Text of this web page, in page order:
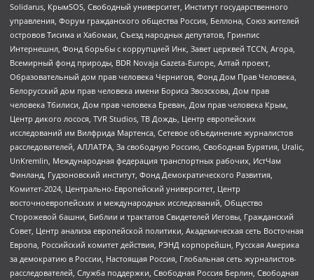
Solidarus, КрымSOS, Свободный университет, Институт государственного
управления, Форум гражданского общества Россия, Беллона, Союз жителей
островов Тисима и Хабомаи, Съезд народных депутатов, Гринпис
Интернешнл, Фонд борьбы с коррупцией Инк, Завет церквей TCCN, Агора,
Всемирный фонд природы, BDR Novaja Gazeta-Europe, Алтай проект,
Образовательный дом прав человека Чернигов, Фонд Дом Прав Человека,
Белорусский дом прав человека имени Бориса Звозскова, Дом прав
человека Тбилиси, Дом прав человека Ереван, Дом прав человека Крым,
Центр дикого лосося, TVR Studios, ТВ Дождь, Центр европейских
исследований им Вилфрида Мартенса, Сетевое объединение журналистов
расследователей, АЛЛАТРА, За свободную Россию, Свободная Бурятия, Uralic,
UnKremlin, Международная федерация транспортных рабочих, ИстЧам
Финланд, Гудзоновский институт, Фонд Демократического Развития,
Комитет-2024, Центрально-Европейский университет, Центр
восточноевропейских и международных исследований, Общество
Сторожевой башни, Библии и трактатов Свидетелей Иеговы, Гражданский
Совет, Центр анализа европейской политики, Академическая сеть Восточная
Европа, Российский комитет действия, РЭНД корпорейшн, Русская Америка
за демократию в России, Настоящая Россия, Глобальная сеть журналистов-
расследователей, Служба поддержки, Свободная Россия Берлин, Свободная